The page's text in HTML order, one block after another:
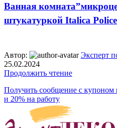
Ванная
штукатуркой Italica
Автор:
Эксперт
25.02.2024
Продолжить чтение
Получить сообщение с купоном
и 20% на работу